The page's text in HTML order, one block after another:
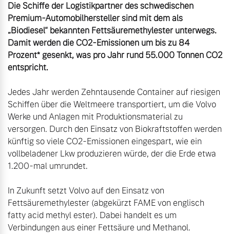
Die Schiffe der Logistikpartner des schwedischen
Premium-Automobilhersteller sind mit dem als
„Biodiesel“ bekannten Fettsäuremethylester unterwegs.
Damit werden die CO2-Emissionen um bis zu 84
Prozent* gesenkt, was pro Jahr rund 55.000 Tonnen CO2
entspricht.
Jedes Jahr werden Zehntausende Container auf riesigen
Schiffen über die Weltmeere transportiert, um die Volvo
Werke und Anlagen mit Produktionsmaterial zu
versorgen. Durch den Einsatz von Biokraftstoffen werden
künftig so viele CO2-Emissionen eingespart, wie ein
vollbeladener Lkw produzieren würde, der die Erde etwa
1.200-mal umrundet.
In Zukunft setzt Volvo auf den Einsatz von
Fettsäuremethylester (abgekürzt FAME von englisch
fatty acid methyl ester). Dabei handelt es um
Verbindungen aus einer Fettsäure und Methanol.